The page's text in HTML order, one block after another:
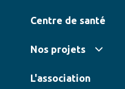
Centre de santé
Nos projets
L'association